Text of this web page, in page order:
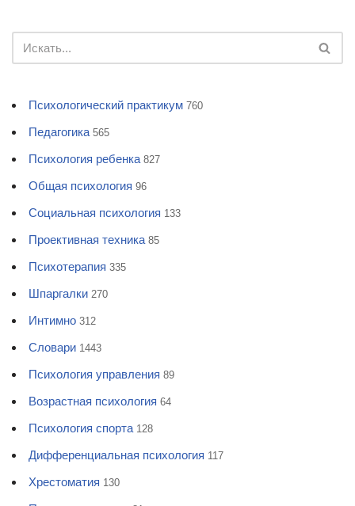
Психологический практикум 760
Педагогика 565
Психология ребенка 827
Общая психология 96
Социальная психология 133
Проективная техника 85
Психотерапия 335
Шпаргалки 270
Интимно 312
Словари 1443
Психология управления 89
Возрастная психология 64
Психология спорта 128
Дифференциальная психология 117
Хрестоматия 130